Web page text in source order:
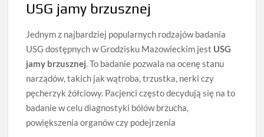
USG jamy brzusznej
Jednym z najbardziej popularnych rodzajów badania
USG dostępnych w Grodzisku Mazowieckim jest USG
jamy brzusznej. To badanie pozwala na ocenę stanu
narządów, takich jak wątroba, trzustka, nerki czy
pęcherzyk żółciowy. Pacjenci często decydują się na to
badanie w celu diagnostyki bólów brzucha,
powiększenia organów czy podejrzenia